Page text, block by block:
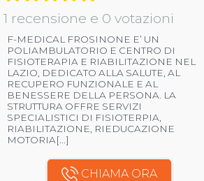
1 recensione e 0 votazioni
F-MEDICAL FROSINONE E’ UN
POLIAMBULATORIO E CENTRO DI
FISIOTERAPIA E RIABILITAZIONE NEL
LAZIO, DEDICATO ALLA SALUTE, AL
RECUPERO FUNZIONALE E AL
BENESSERE DELLA PERSONA. LA
STRUTTURA OFFRE SERVIZI
SPECIALISTICI DI FISIOTERPIA,
RIABILITAZIONE, RIEDUCAZIONE
MOTORIA[...]
CHIAMA ORA